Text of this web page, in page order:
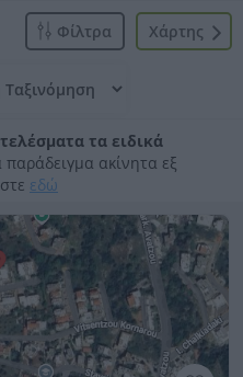
Xάρτης
Φίλτρα
τα ειδικά
ακίνητα εξ
εδώ